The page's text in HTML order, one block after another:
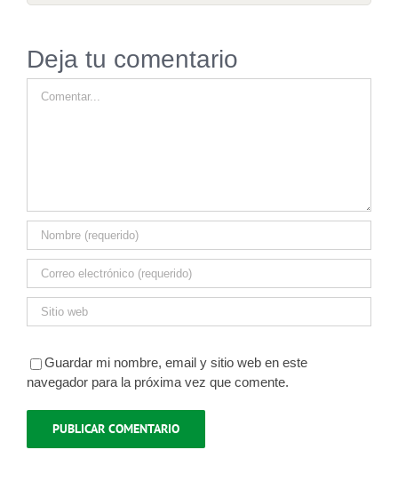
Deja tu comentario
Guardar mi nombre, email y sitio web en este
navegador para la próxima vez que comente.